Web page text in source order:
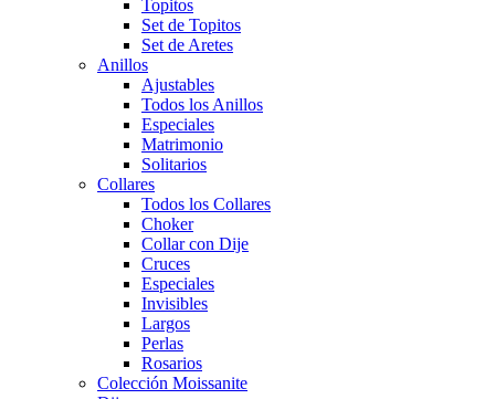
Topitos
Set de Topitos
Set de Aretes
Anillos
Ajustables
Todos los Anillos
Especiales
Matrimonio
Solitarios
Collares
Todos los Collares
Choker
Collar con Dije
Cruces
Especiales
Invisibles
Largos
Perlas
Rosarios
Colección Moissanite